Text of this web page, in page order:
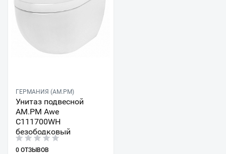
ГЕРМАНИЯ (AM.PM)
Унитаз подвесной
AM.PM Awe
C111700WH
безободковый
0 ОТЗЫВОВ